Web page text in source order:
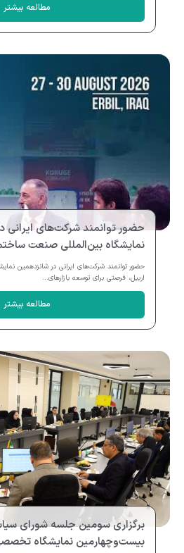
مطالعه بیشتر
حضور توانمند شرکت‌های ایرانی
نمایشگاه بین‌المللی صنعت
حضور توانمند شرکت‌های ایرانی در شانزدهمین
اربیل، فرصتی برای توسعه بازارهای...
مطالعه بیشتر
برگزاری سومین جلسه شورای
بیست‌وچهارمین نمایشگاه